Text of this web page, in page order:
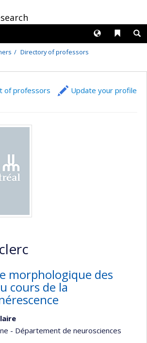
Liens
Langues
Directory of professors
of professors Update your profile
morphologique des
cours de la
- Département de neurosciences